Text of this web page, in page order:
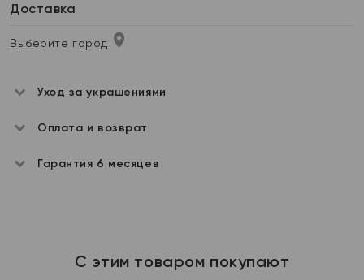
Доставка
Выберите город
Уход за украшениями
Оплата и возврат
Гарантия 6 месяцев
С этим товаром покупают